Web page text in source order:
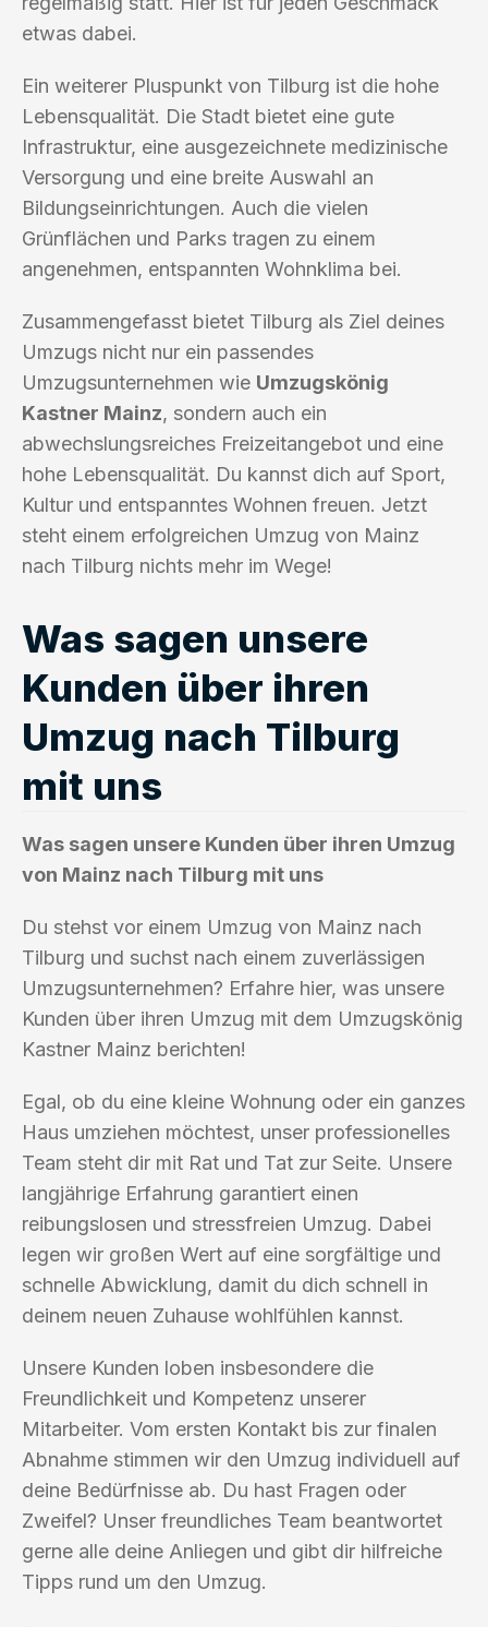
etwas dabei.
Ein weiterer Pluspunkt von Tilburg ist die hohe
Lebensqualität. Die Stadt bietet eine gute
Infrastruktur, eine ausgezeichnete medizinische
Versorgung und eine breite Auswahl an
Bildungseinrichtungen. Auch die vielen
Grünflächen und Parks tragen zu einem
angenehmen, entspannten Wohnklima bei.
Zusammengefasst bietet Tilburg als Ziel deines
Umzugs nicht nur ein passendes
Umzugsunternehmen wie Umzugskönig
Kastner Mainz, sondern auch ein
abwechslungsreiches Freizeitangebot und eine
hohe Lebensqualität. Du kannst dich auf Sport,
Kultur und entspanntes Wohnen freuen. Jetzt
steht einem erfolgreichen Umzug von Mainz
nach Tilburg nichts mehr im Wege!
Was sagen unsere
Kunden über ihren
Umzug nach Tilburg
mit uns
Was sagen unsere Kunden über ihren Umzug
von Mainz nach Tilburg mit uns
Du stehst vor einem Umzug von Mainz nach
Tilburg und suchst nach einem zuverlässigen
Umzugsunternehmen? Erfahre hier, was unsere
Kunden über ihren Umzug mit dem Umzugskönig
Kastner Mainz berichten!
Egal, ob du eine kleine Wohnung oder ein ganzes
Haus umziehen möchtest, unser professionelles
Team steht dir mit Rat und Tat zur Seite. Unsere
langjährige Erfahrung garantiert einen
reibungslosen und stressfreien Umzug. Dabei
legen wir großen Wert auf eine sorgfältige und
schnelle Abwicklung, damit du dich schnell in
deinem neuen Zuhause wohlfühlen kannst.
Unsere Kunden loben insbesondere die
Freundlichkeit und Kompetenz unserer
Mitarbeiter. Vom ersten Kontakt bis zur finalen
Abnahme stimmen wir den Umzug individuell auf
deine Bedürfnisse ab. Du hast Fragen oder
Zweifel? Unser freundliches Team beantwortet
gerne alle deine Anliegen und gibt dir hilfreiche
Tipps rund um den Umzug.